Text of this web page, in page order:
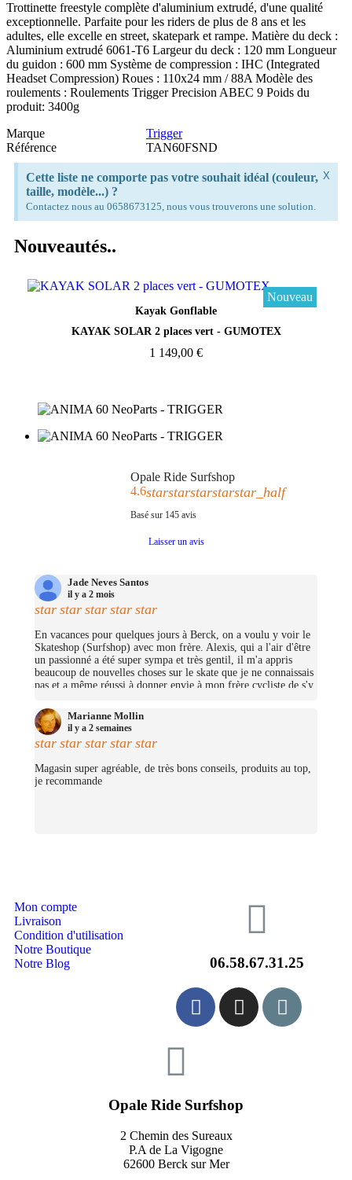
Trottinette freestyle complète d'aluminium extrudé, d'une qualité
exceptionnelle. Parfaite pour les riders de plus de 8 ans et les
adultes, elle excelle en street, skatepark et rampe. Matière du deck :
Aluminium extrudé 6061-T6 Largeur du deck : 120 mm Longueur
du guidon : 600 mm Système de compression : IHC (Integrated
Headset Compression) Roues : 110x24 mm / 88A Modèle des
roulements : Roulements Trigger Precision ABEC 9 Poids du
produit: 3400g
Marque
Trigger
Référence
TAN60FSND
Cette liste ne comporte pas votre souhait idéal (couleur,
taille, modèle...) ?
Contactez nous au 0658673125, nous vous trouverons une solution.
X
Nouveautés..
Aperçu rapide
Nouveau
Kayak Gonflable
KAYAK SOLAR 2 places vert - GUMOTEX
1 149,00 €
Opale Ride Surfshop
4.6starstarstarstarstar_half
Basé sur 145avis
Laisser un avis
Jade Neves Santos
il y a 2 mois
star star star star star
En vacances pour quelques jours à Berck, on a voulu y voir le
Skateshop (Surfshop) avec mon frère. Alexis, qui a l'air d'être
un passionné a été super sympa et très gentil, il m'a appris
beaucoup de nouvelles choses sur le skate que je ne connaissais
pas et a même réussi à donner envie à mon frère cycliste de s'y
j'ai pu me prendre quelques petites choses et on repassera très
certainement un jour pour nous prendre un cruiser chacun.
(Merciii encore pour les stickers offerts !
Marianne Mollin
il y a 2 semaines
star star star star star
Magasin super agréable, de très bons conseils, produits au top,
je recommande
Mon compte
Livraison
Condition d'utilisation
Notre Boutique
Notre Blog
06.58.67.31.25
Opale Ride Surfshop
2 Chemin des Sureaux
P.A de La Vigogne
62600 Berck sur Mer